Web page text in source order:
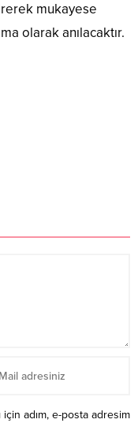
mukayese
olarak anılacaktır.
için adım, e-posta adresim